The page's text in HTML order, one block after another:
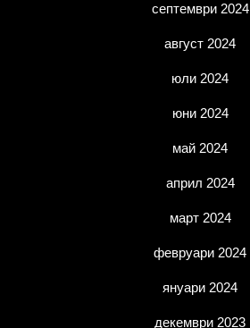
септември 2024
август 2024
юли 2024
юни 2024
май 2024
април 2024
март 2024
февруари 2024
януари 2024
декември 2023